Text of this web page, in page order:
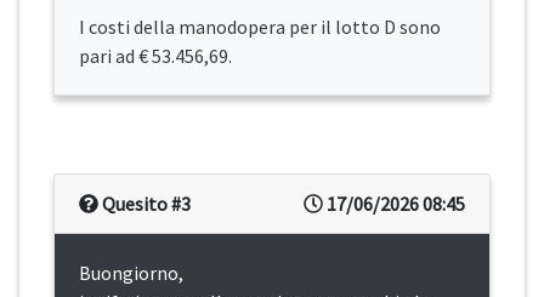
I costi della manodopera per il lotto D sono
pari ad € 53.456,69.
17/06/2026 08:45
Quesito #3
Buongiorno,